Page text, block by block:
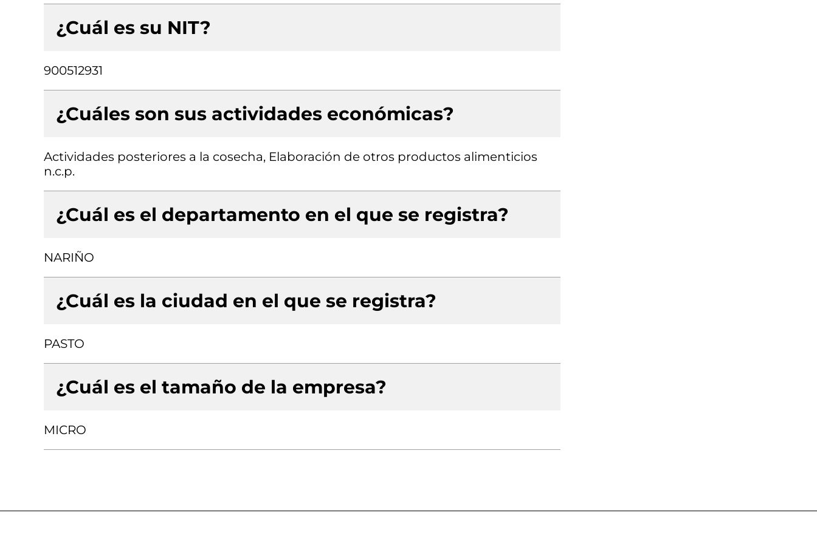
¿Cuál es su NIT?
900512931
¿Cuáles son sus actividades económicas?
Actividades posteriores a la cosecha, Elaboración de otros productos alimenticios
n.c.p.
¿Cuál es el departamento en el que se registra?
NARIÑO
¿Cuál es la ciudad en el que se registra?
PASTO
¿Cuál es el tamaño de la empresa?
MICRO